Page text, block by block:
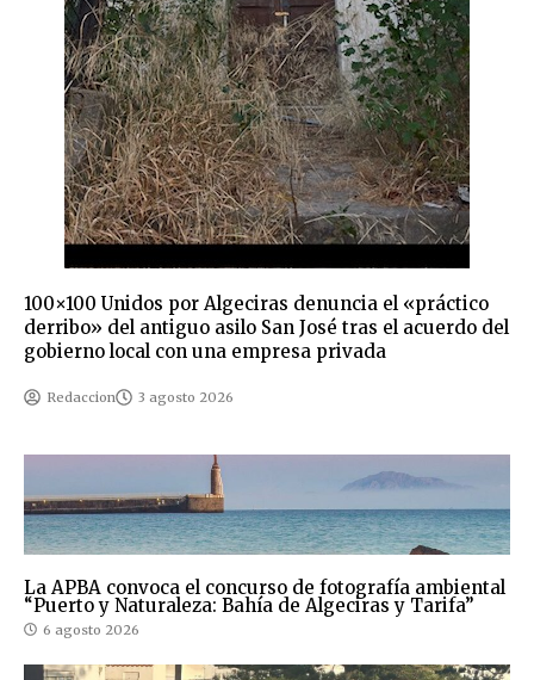
100×100 Unidos por Algeciras denuncia el «práctico
derribo» del antiguo asilo San José tras el acuerdo del
gobierno local con una empresa privada
Redaccion 3 agosto 2026
La APBA convoca el concurso de fotografía ambiental
“Puerto y Naturaleza: Bahía de Algeciras y Tarifa”
6 agosto 2026